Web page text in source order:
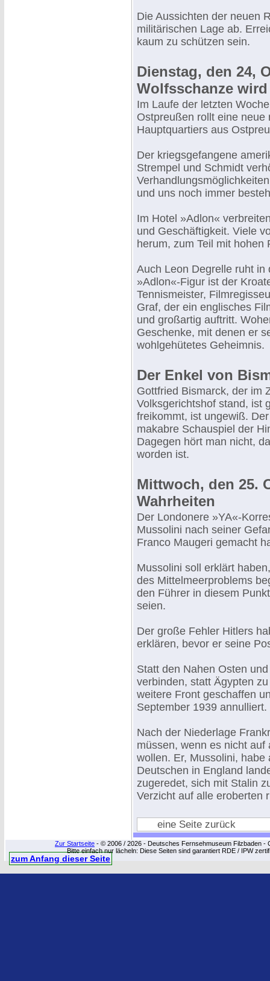
Die Aussichten der neuen
militärischen Lage ab.
kaum zu schützen sein.
Dienstag, den 24,
Wolfsschanze
Im Laufe der letzten
Ostpreußen rollt eine neue
Hauptquartiers aus
Der kriegsgefangene
Strempel und Schmidt
und uns noch immer
Im Hotel »Adlon«
und Geschäftigkeit. Viele
herum, zum Teil mit hohen
Auch Leon Degrelle ruht
»Adlon«-Figur ist der
Tennismeister,
Graf, der ein englisches
und großartig auftritt.
Geschenke, mit denen er
wohlgehütetes Geheimnis.
Der Enkel von
Gottfried Bismarck, der im
Volksgerichtshof stand, ist
freikommt, ist ungewiß.
makabre Schauspiel der
Dagegen hört man nicht,
worden ist.
Mittwoch, den 25.
Wahrheiten
Der Londonere »YA«-
Mussolini nach seiner
Franco Maugeri gemacht
Mussolini soll erklärt
des Mittelmeerproblems
den Führer in diesem
seien.
Der große Fehler Hitlers
erklären, bevor er seine
Statt den Nahen Osten
verbinden, statt Ägypten
weitere Front geschaffen
September 1939 annulliert.
Nach der Niederlage
müssen, wenn es nicht
wollen. Er, Mussolini,
Deutschen in England
zugeredet, sich mit Stalin
Verzicht auf alle eroberten
eine Seite zurück
Zur Startseite - © 2006 / 2026 - Deutsches Fernsehmuseum Filzbaden -
Bitte einfach nur lächeln: Diese Seiten sind garantiert RDE / IPW
zum Anfang dieser Seite